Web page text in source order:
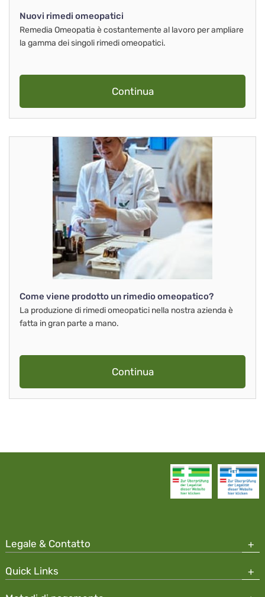
Nuovi rimedi omeopatici
Remedia Omeopatia è costantemente al lavoro per ampliare
la gamma dei singoli rimedi omeopatici.
Continua
Come viene prodotto un rimedio omeopatico?
La produzione di rimedi omeopatici nella nostra azienda è
fatta in gran parte a mano.
Continua
Legale & Contatto
Quick Links